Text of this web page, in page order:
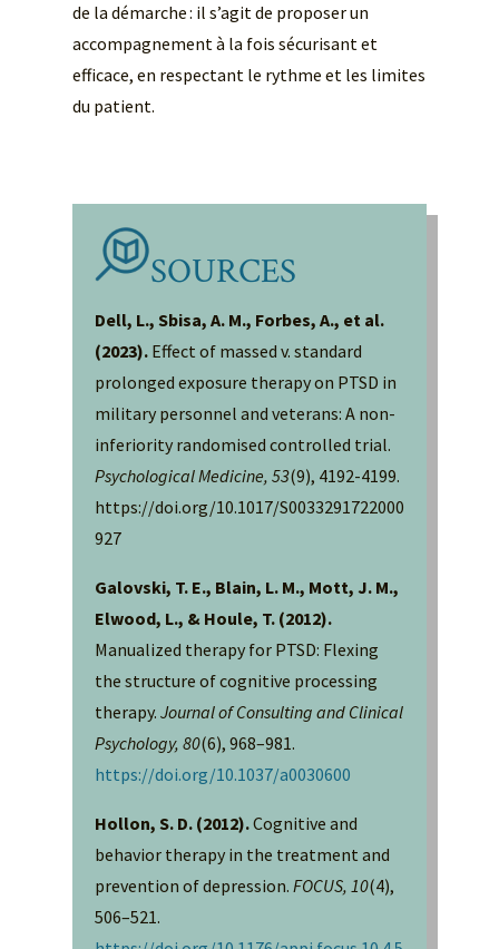
de la démarche : il s’agit de proposer un
accompagnement à la fois sécurisant et
efficace, en respectant le rythme et les limites
du patient.
SOURCES
Dell, L., Sbisa, A. M., Forbes, A., et al.
(2023).Effect of massed v. standard
prolonged exposure therapy on PTSD in
military personnel and veterans: A non-
inferiority randomised controlled trial.
Psychological Medicine, 53(9), 4192-4199.
https://doi.org/10.1017/S0033291722000
927
Galovski, T. E., Blain, L. M., Mott, J. M.,
Elwood, L., & Houle, T. (2012).
Manualized therapy for PTSD: Flexing
the structure of cognitive processing
therapy. Journal of Consulting and Clinical
Psychology, 80(6), 968–981.
https://doi.org/10.1037/a0030600
Hollon, S. D. (2012).Cognitive and
behavior therapy in the treatment and
prevention of depression. FOCUS, 10(4),
506–521.